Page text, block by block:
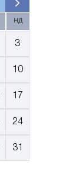
НД
3
10
17
24
31